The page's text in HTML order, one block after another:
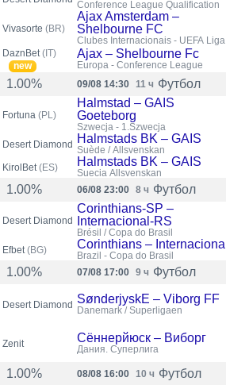
Conference League Qualification
Vivasorte (BR)
Ajax Amsterdam –
Shelbourne FC
Clubes Internacionais - UEFA Liga
Conferência
DaznBet(IT)
new
Ajax – Shelbourne Fc
Europa - Conference League
1.00%
09/08 14:30 11 ч Футбол
Fortuna (PL)
Halmstad – GAIS
Goeteborg
Szwecja - 1.Szwecja
Desert Diamond Halmstads BK – GAIS
Suède / Allsvenskan
KirolBet(ES) Halmstads BK – GAIS
Suecia Allsvenskan
1.00% 06/08 23:00 8 ч Футбол
Desert Diamond
Corinthians-SP –
Internacional-RS
Brésil / Copa do Brasil
Efbet(BG) Corinthians – Internacional
Brazil - Copa do Brasil
1.00%
07/08 17:00 9 ч Футбол
Desert Diamond SønderjyskE – Viborg FF
Danemark / Superligaen
Zenit Сённерйюск – Виборг
Дания. Суперлига
1.00% 08/08 16:00 10 ч Футбол